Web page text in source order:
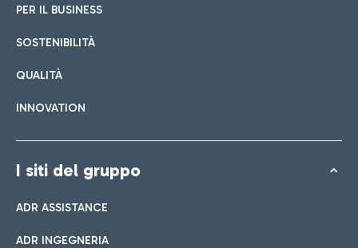
PER IL BUSINESS
SOSTENIBILITÀ
QUALITÀ
INNOVATION
I siti del gruppo
ADR ASSISTANCE
ADR INGEGNERIA